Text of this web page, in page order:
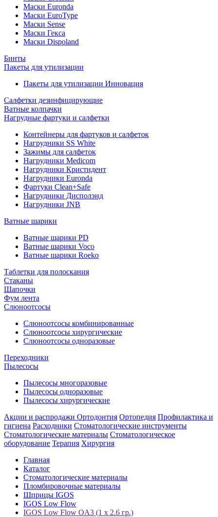
Маски Euronda
Маски EuroType
Маски Sense
Маски Гекса
Маски Dispoland
Бинты
Пакеты для утилизации
Пакеты для утилизации Инновация
Салфетки дезинфицирующие
Ватные колпачки
Нагрудные фартуки и салфетки
Контейнеры для фартуков и салфеток
Нагрудники SS White
Зажимы для салфеток
Нагрудники Medicom
Нагрудники Кристидент
Нагрудники Euronda
Фартуки Clean+Safe
Нагрудники Дисполэнд
Нагрудники JNB
Ватные шарики
Ватные шарики PD
Ватные шарики Voco
Ватные шарики Roeko
Таблетки для полоскания
Стаканы
Шапочки
Фум лента
Слюноотсосы
Слюноотсосы комбинированные
Слюноотсосы хирургические
Слюноотсосы одноразовые
Переходники
Пылесосы
Пылесосы многоразовые
Пылесосы одноразовые
Пылесосы хирургические
Акции и распродажи Ортодонтия Ортопедия Профилактика и
гигиена Расходники Стоматологические инструменты
Стоматологические материалы Стоматологическое
оборудование Терапия Хирургия
Главная
Каталог
Стоматологические материалы
Пломбировочные материалы
Шприцы IGOS
IGOS Low Flow
IGOS Low Flow OA3 (1 х 2.6 гр.)